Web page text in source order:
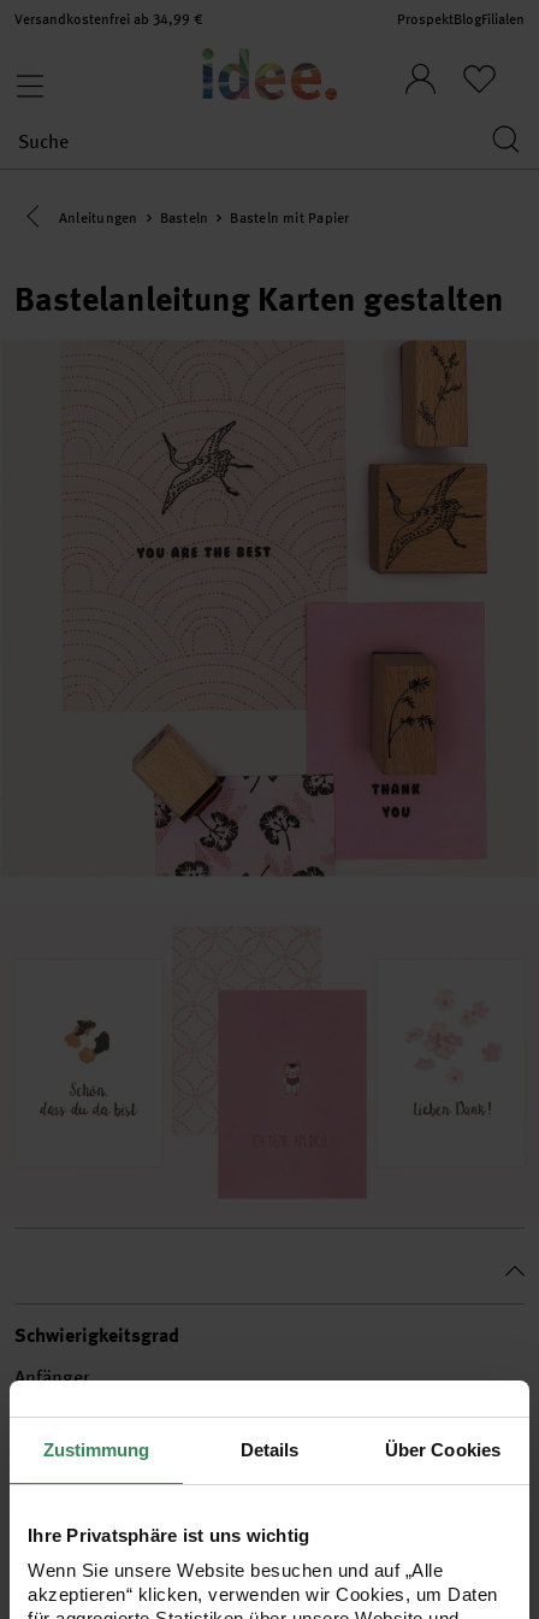
Zustimmung Details Über Cookies
Ihre Privatsphäre ist uns wichtig
Wenn Sie unsere Website besuchen und auf „Alle
akzeptieren“ klicken, verwenden wir Cookies, um Daten
Versandkostenfrei ab 34,99 € ProspektBlogFilialen
Eine Kategorie zurück navigieren
Anleitungen Basteln Basteln mit Papier
Bastelanleitung Karten gestalten
Schwierigkeitsgrad
Anfänger
Kostenlose Anleitung
1. Mit einem Bleistift den gewünschten Schriftzug in Schreib-
für die Linien ein Lineal benutzen (so fällt das Positionieren
leichter).